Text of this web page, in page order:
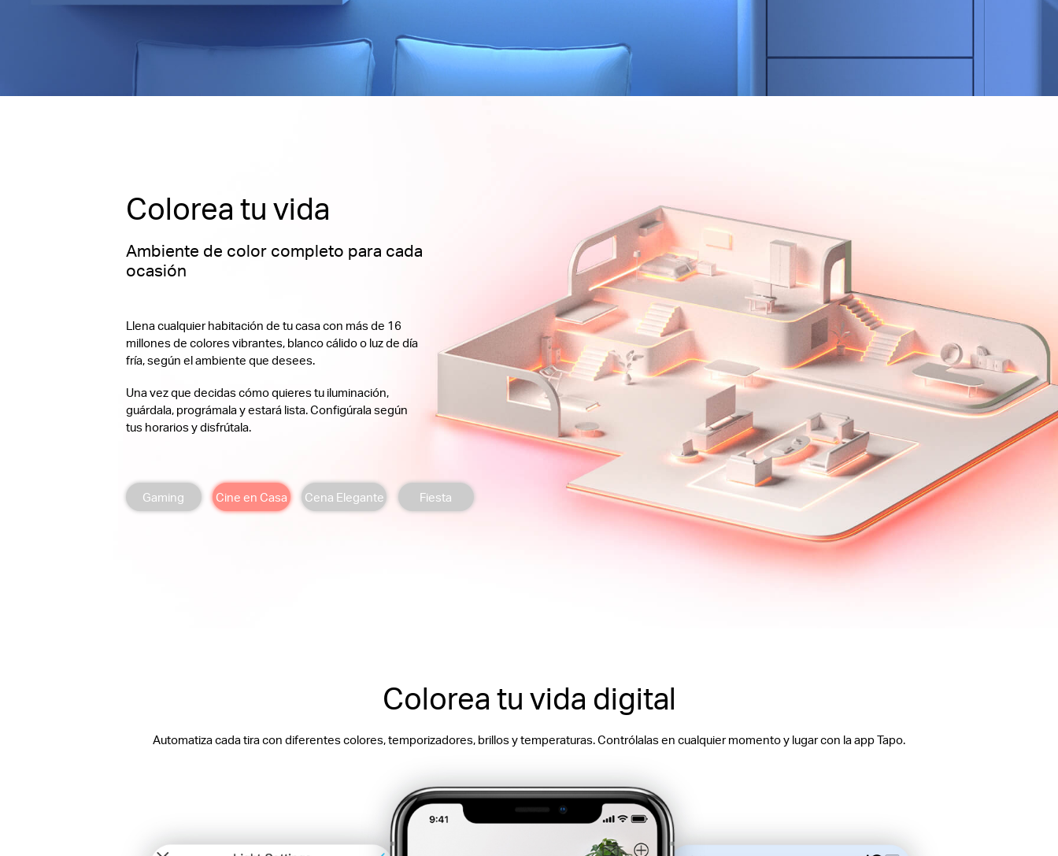
Colorea tu vida
Ambiente de color completo para cada
ocasión
Llena cualquier habitación de tu casa con más de 16
millones de colores vibrantes, blanco cálido o luz de día
fría, según el ambiente que desees.
Una vez que decidas cómo quieres tu iluminación,
guárdala, prográmala y estará lista. Configúrala según
tus horarios y disfrútala.
Gaming Cine en Casa Cena Elegante Fiesta
Colorea tu vida digital
Automatiza cada tira con diferentes colores, temporizadores, brillos y temperaturas. Contrólalas en cualquier momento y lugar con la app Tapo.